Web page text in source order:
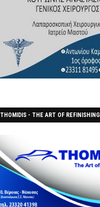
THOMIDIS - THE ART OF REFINISHING